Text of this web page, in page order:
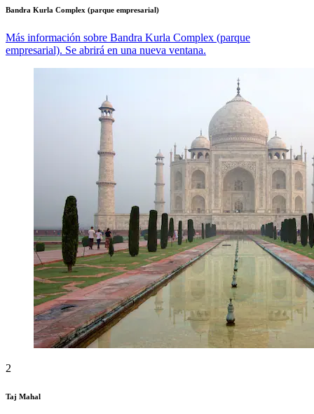
Bandra Kurla Complex (parque empresarial)
Más información sobre Bandra Kurla Complex (parque
empresarial). Se abrirá en una nueva ventana.
2
Taj Mahal